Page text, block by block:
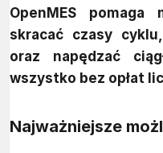
OpenMES pomaga
skracać czasy
oraz napędzać
wszystko bez opłat
Najważniejsze